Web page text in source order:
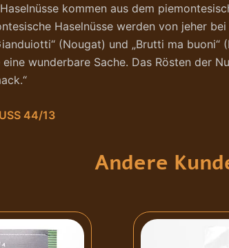
kommen aus dem
Haselnüsse werden von jeher
(Nougat) und „Brutti ma
eine wunderbare Sache. Das Rösten der
44/13
Andere